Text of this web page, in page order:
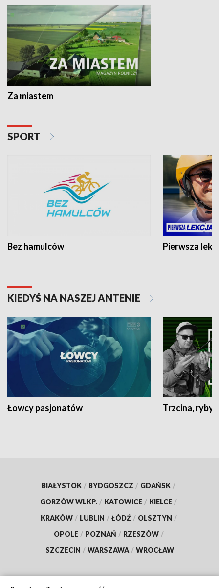
Za miastem
SPORT
Bez hamulców Pierwsza
KIEDYŚ NA NASZEJ ANTENIE
Łowcy pasjonatów Trzcina, ryby
BIAŁYSTOK / BYDGOSZCZ / GDAŃSK /
GORZÓW WLKP. / KATOWICE / KIELCE /
KRAKÓW / LUBLIN / ŁÓDŹ / OLSZTYN /
OPOLE / POZNAŃ / RZESZÓW /
SZCZECIN / WARSZAWA / WROCŁAW